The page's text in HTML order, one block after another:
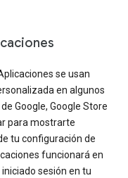
se usan
en algunos
Google, Google Store
para mostrarte
tu configuración de
funcionará en
sesión en tu